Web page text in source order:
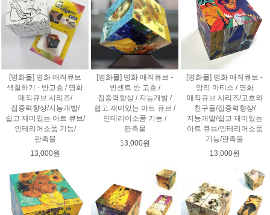
[명화몰] 명화 매직큐브
색칠하기 - 반고흐 / 명화
매직큐브 시리즈/
집중력향상/지능개발/
쉽고 재미있는 아트 큐브/
인테리어소품 기능/
판촉물
13,000원
[명화몰] 명화 매직큐브 -
빈센트 반 고흐 /
집중력향상 / 지능개발 /
쉽고 재미있는 아트 큐브 /
인테리어소품 기능 /
판촉물
13,000원
[명화몰] 명화 매직큐브 -
앙리 마티스 / 명화
매직큐브 시리즈/고흐와
친구들/집중력향상/
지능개발/쉽고 재미있는
아트 큐브/인테리어소품
기능/판촉물
13,000원